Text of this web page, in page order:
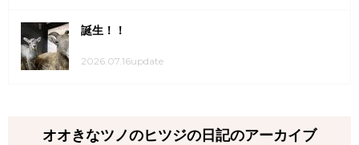
誕生！！
2026.07.16update
オオきなツノのヒツジの日記のアーカイブ